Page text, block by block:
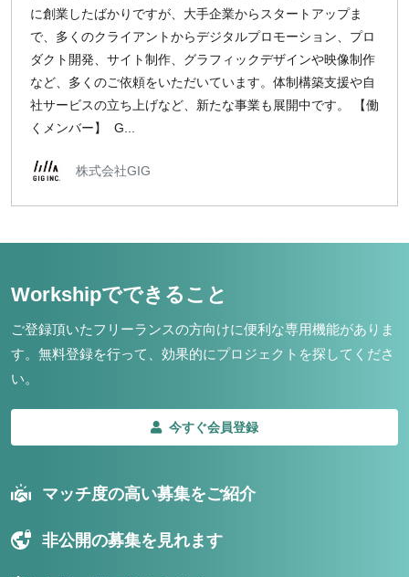
に創業したばかりですが、大手企業からスタートアップま
で、多くのクライアントからデジタルプロモーション、プロ
ダクト開発、サイト制作、グラフィックデザインや映像制作
など、多くのご依頼をいただいています。体制構築支援や自
社サービスの立ち上げなど、新たな事業も展開中です。 【働
くメンバー】 G...
株式会社GIG
Workshipでできること
ご登録頂いたフリーランスの方向けに便利な専用機能がありま
す。 無料登録を行って、効果的にプロジェクトを探してくださ
い。
今すぐ会員登録
マッチ度の高い募集をご紹介
非公開の募集を見れます